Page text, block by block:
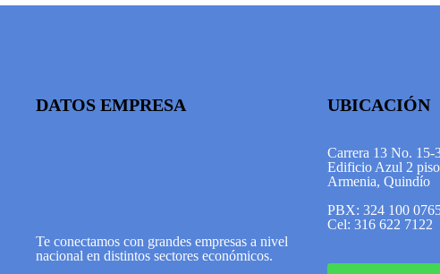
DATOS EMPRESA
Te conectamos con grandes empresas a nivel
nacional en distintos sectores económicos.
UBICACIÓN
Carrera 13 No. 15-
Edificio Azul 2 piso
Armenia, Quindío
PBX: 324 100
Cel: 316 622 7122